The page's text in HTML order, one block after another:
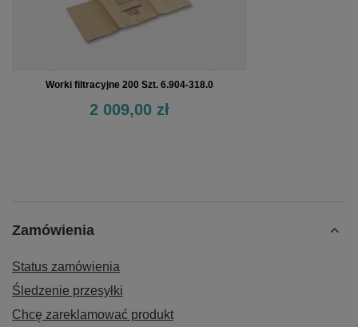
Worki filtracyjne 200 Szt. 6.904-318.0
2 009,00 zł
Zamówienia
Status zamówienia
Śledzenie przesyłki
Chcę zareklamować produkt